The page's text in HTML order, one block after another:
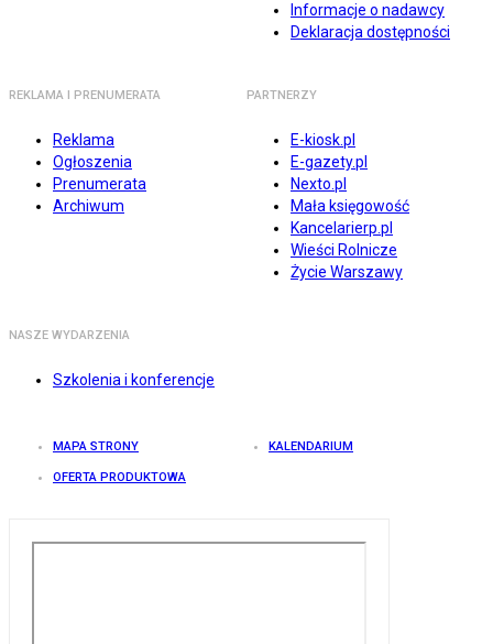
Informacje o nadawcy
Deklaracja dostępności
REKLAMA I PRENUMERATA
Reklama
Ogłoszenia
Prenumerata
Archiwum
PARTNERZY
E-kiosk.pl
E-gazety.pl
Nexto.pl
Mała księgowość
Kancelarierp.pl
Wieści Rolnicze
Życie Warszawy
NASZE WYDARZENIA
Szkolenia i konferencje
MAPA STRONY KALENDARIUM
OFERTA PRODUKTOWA